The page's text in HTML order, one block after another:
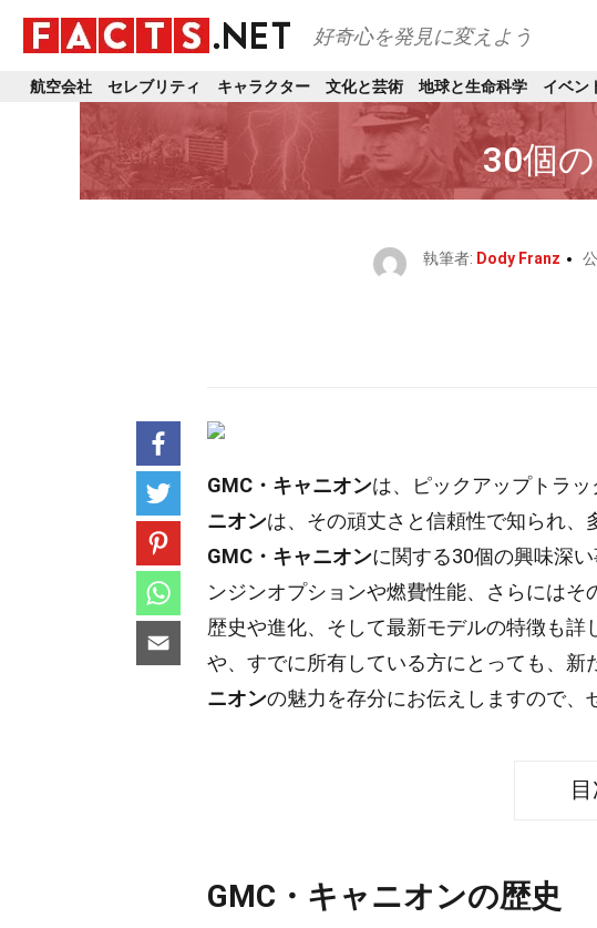
好奇心を発見に変えよう
航空会社 セレブリティ キャラクター 文化と芸術 地球と生命科学 イベン
30個
執筆者: Dody Franz
GMC・キャニオンは、ピックアップトラッ
ニオンは、その頑丈さと信頼性で知られ
GMC・キャニオンに関する30個の興味深
ンジンオプションや燃費性能、さらにはそ
歴史や進化、そして最新モデルの特徴も詳
や、すでに所有している方にとっても、新
ニオンの魅力を存分にお伝えしますので、
GMC・キャニオンの歴史